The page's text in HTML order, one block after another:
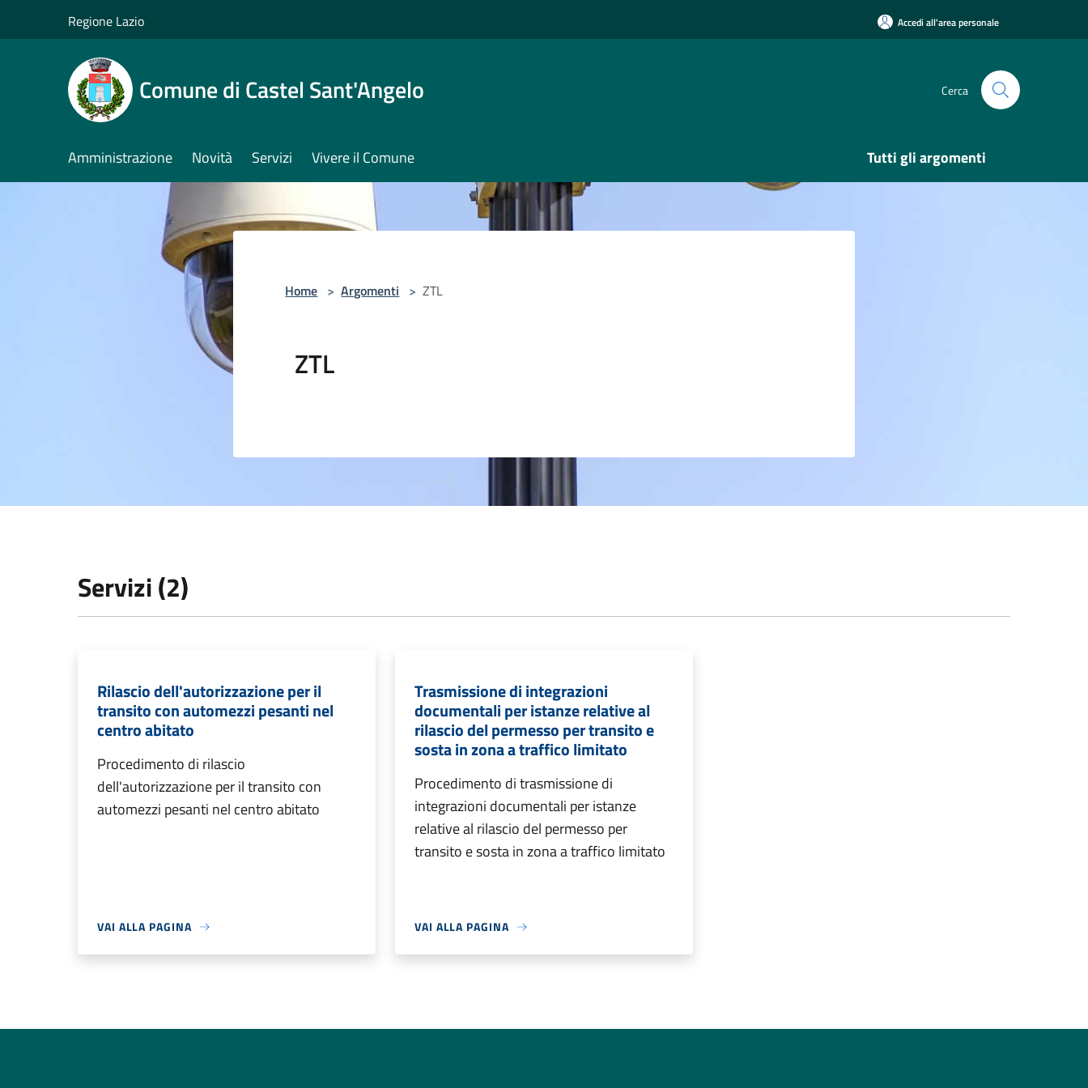
Regione Lazio Accedi all'area personale
Comune di Castel Sant'Angelo Cerca
Amministrazione Novità Servizi Vivere il Comune Tutti gli argomenti
Home > Argomenti > ZTL
ZTL
Servizi (2)
Rilascio dell'autorizzazione per il
transito con automezzi pesanti nel
centro abitato
Procedimento di rilascio
dell'autorizzazione per il transito con
automezzi pesanti nel centro abitato
VAI ALLA PAGINA
Trasmissione di integrazioni
documentali per istanze relative al
rilascio del permesso per transito e
sosta in zona a traffico limitato
Procedimento di trasmissione di
integrazioni documentali per istanze
relative al rilascio del permesso per
transito e sosta in zona a traffico limitato
VAI ALLA PAGINA